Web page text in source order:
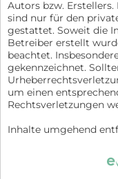
Autors bzw.
sind nur für den
gestattet. Soweit die
Betreiber erstellt
beachtet.
gekennzeichnet.
um einen
Rechtsverletzungen
Inhalte umgehend